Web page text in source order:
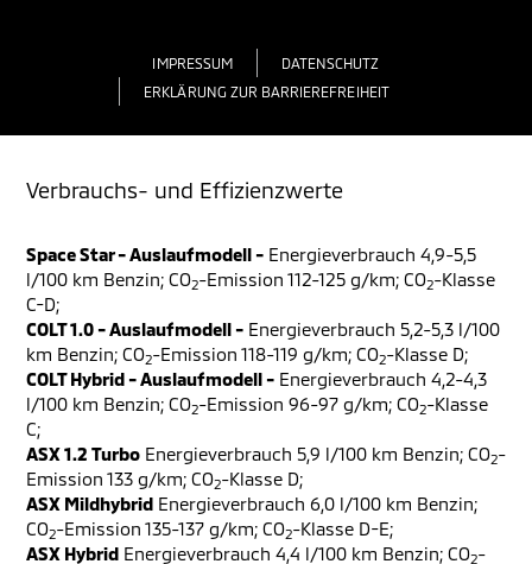
IMPRESSUM
DATENSCHUTZ
ERKLÄRUNG ZUR BARRIEREFREIHEIT
Verbrauchs- und Effizienzwerte
Space Star - Auslaufmodell - Energieverbrauch 4,9-5,5
l/100 km Benzin; CO2-Emission 112-125 g/km; CO2-Klasse
C-D;
COLT 1.0 - Auslaufmodell - Energieverbrauch 5,2-5,3 l/100
km Benzin; CO2-Emission 118-119 g/km; CO2-Klasse D;
COLT Hybrid - Auslaufmodell - Energieverbrauch 4,2-4,3
l/100 km Benzin; CO2-Emission 96-97 g/km; CO2-Klasse
C;
ASX 1.2 Turbo Energieverbrauch 5,9 l/100 km Benzin; CO2-
Emission 133 g/km; CO2-Klasse D;
ASX Mildhybrid Energieverbrauch 6,0 l/100 km Benzin;
CO2-Emission 135-137 g/km; CO2-Klasse D-E;
ASX Hybrid Energieverbrauch 4,4 l/100 km Benzin; CO2-